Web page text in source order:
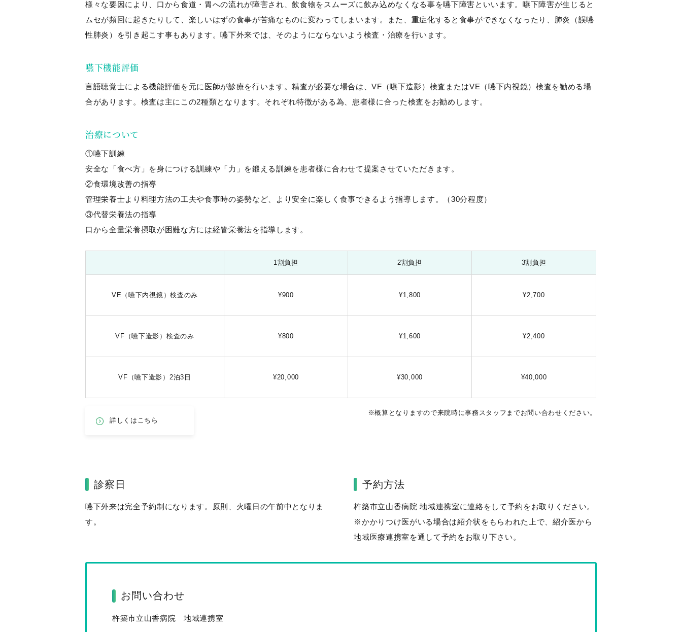
様々な要因により、口から食道・胃への流れが障害され、飲食物をスムーズに飲み込めなくなる事を嚥下障害といいます。嚥下障害が生じると
ムセが頻回に起きたりして、楽しいはずの食事が苦痛なものに変わってしまいます。また、重症化すると食事ができなくなったり、肺炎（誤嚥
性肺炎）を引き起こす事もあります。嚥下外来では、そのようにならないよう検査・治療を行います。
嚥下機能評価
言語聴覚士による機能評価を元に医師が診療を行います。精査が必要な場合は、VF（嚥下造影）検査またはVE（嚥下内視鏡）検査を勧める場
合があります。検査は主にこの2種類となります。それぞれ特徴がある為、患者様に合った検査をお勧めします。
治療について
①嚥下訓練
安全な「食べ方」を身につける訓練や「力」を鍛える訓練を患者様に合わせて提案させていただきます。
②食環境改善の指導
管理栄養士より料理方法の工夫や食事時の姿勢など、より安全に楽しく食事できるよう指導します。（30分程度）
③代替栄養法の指導
口から全量栄養摂取が困難な方には経管栄養法を指導します。
1割負担 2割負担 3割負担
VE（嚥下内視鏡）検査のみ ¥900 ¥1,800 ¥2,700
VF（嚥下造影）検査のみ ¥800 ¥1,600 ¥2,400
VF（嚥下造影）2泊3日 ¥20,000 ¥30,000 ¥40,000
※概算となりますので来院時に事務スタッフまでお問い合わせください。
詳しくはこちら
診察日
嚥下外来は完全予約制になります。原則、火曜日の午前中となりま
す。
予約方法
杵築市立山香病院 地域連携室に連絡をして予約をお取りください。
※かかりつけ医がいる場合は紹介状をもらわれた上で、紹介医から
地域医療連携室を通して予約をお取り下さい。
お問い合わせ
杵築市立山香病院 地域連携室